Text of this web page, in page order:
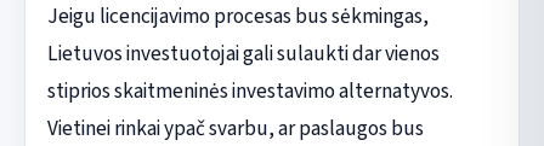
Jeigu licencijavimo procesas bus sėkmingas,
Lietuvos investuotojai gali sulaukti dar vienos
stiprios skaitmeninės investavimo alternatyvos.
Vietinei rinkai ypač svarbu, ar paslaugos bus